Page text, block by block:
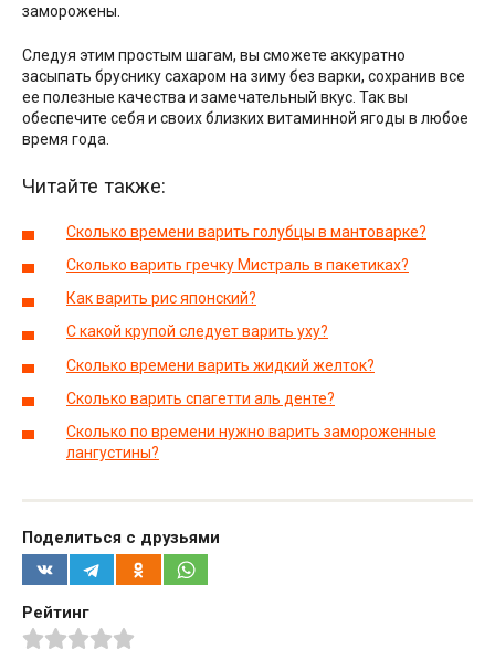
заморожены.
Следуя этим простым шагам, вы сможете аккуратно
засыпать бруснику сахаром на зиму без варки, сохранив все
ее полезные качества и замечательный вкус. Так вы
обеспечите себя и своих близких витаминной ягоды в любое
время года.
Читайте также:
Сколько времени варить голубцы в мантоварке?
Сколько варить гречку Мистраль в пакетиках?
Как варить рис японский?
С какой крупой следует варить уху?
Сколько времени варить жидкий желток?
Сколько варить спагетти аль денте?
Сколько по времени нужно варить замороженные
лангустины?
Поделиться с друзьями
Рейтинг